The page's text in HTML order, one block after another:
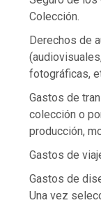
Colección.
Derechos de
fotográficas,
Gastos de
colección o
producción,
Gastos de
Gastos de
Una vez